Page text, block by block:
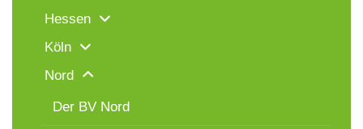
Hessen
Köln
Nord
Der BV Nord